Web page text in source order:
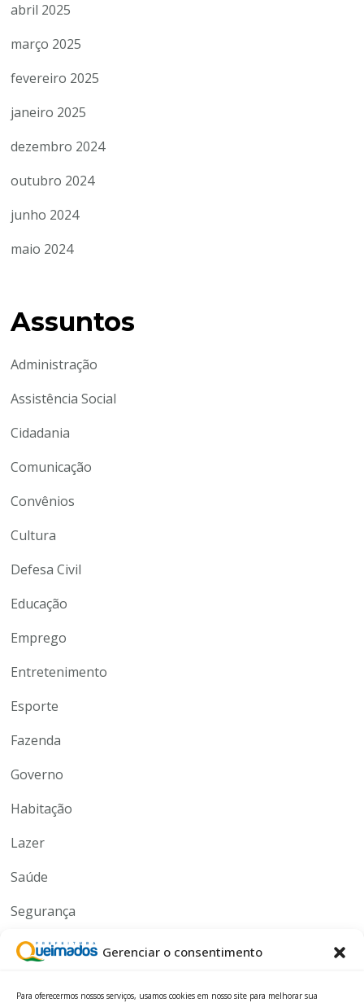
Gerenciar o consentimento
Para oferecermos nossos serviços, usamos cookies em nosso site para melhorar sua
abril 2025
março 2025
fevereiro 2025
janeiro 2025
dezembro 2024
outubro 2024
junho 2024
maio 2024
Assuntos
Administração
Assistência Social
Cidadania
Comunicação
Convênios
Cultura
Defesa Civil
Educação
Emprego
Entretenimento
Esporte
Fazenda
Governo
Habitação
Lazer
Saúde
Segurança
Serviços